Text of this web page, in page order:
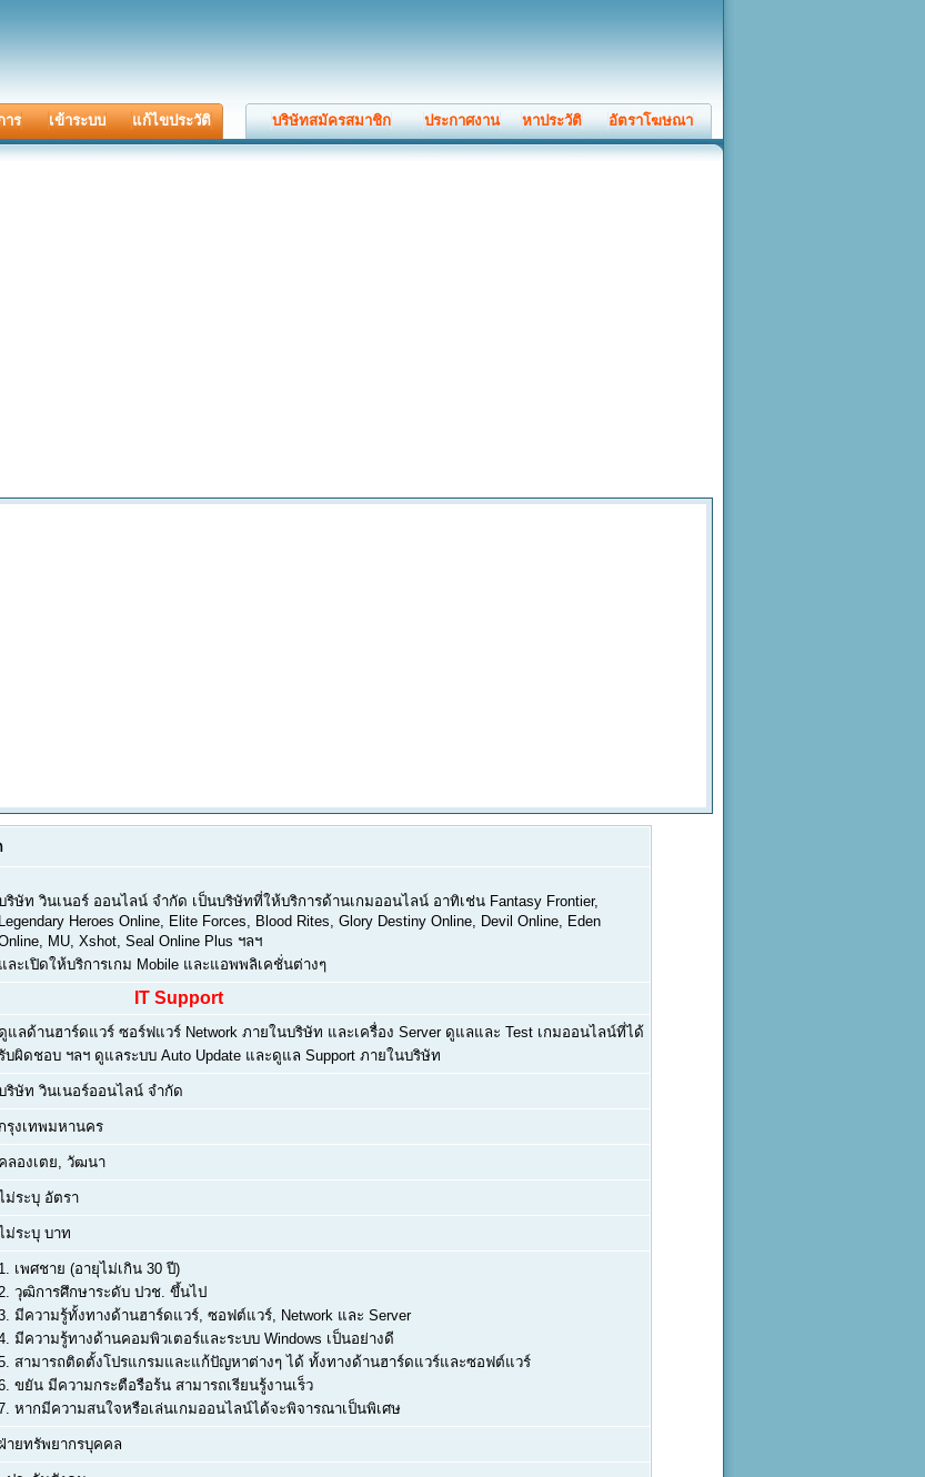
าร เข้าระบบ แก้ไขประวัติ บริษัทสมัครสมาชิก ประกาศงาน หาประวัติ อัตราโฆษณา
ริษัท วินเนอร์ ออนไลน์ จำกัด เป็นบริษัทที่ให้บริการด้านเกมออนไลน์ อาทิเช่น Fantasy Frontier,
Legendary Heroes Online, Elite Forces, Blood Rites, Glory Destiny Online, Devil Online, Eden
MU, Xshot, Seal Online Plus ฯลฯ
และเปิดให้บริการเกม Mobile และแอพพลิเคชั่นต่างๆ
IT Support
ดูแลด้านฮาร์ดแวร์ ซอร์ฟแวร์ Network ภายในบริษัท และเครื่อง Server ดูแลและ Test เกมออนไลน์ที่ได้
บผิดชอบ ฯลฯ ดูแลระบบ Auto Update และดูแล Support ภายในบริษัท
ริษัท วินเนอร์ออนไลน์ จำกัด
กรุงเทพมหานคร
คลองเตย, วัฒนา
ม่ระบุ อัตรา
ม่ระบุ บาท
1. เพศชาย (อายุไม่เกิน 30 ปี)
วุฒิการศึกษาระดับ ปวช. ขึ้นไป
มีความรู้ทั้งทางด้านฮาร์ดแวร์, ซอฟต์แวร์, Network และ Server
มีความรู้ทางด้านคอมพิวเตอร์และระบบ Windows เป็นอย่างดี
สามารถติดตั้งโปรแกรมและแก้ปัญหาต่างๆ ได้ ทั้งทางด้านฮาร์ดแวร์และซอฟต์แวร์
ขยัน มีความกระตือรือร้น สามารถเรียนรู้งานเร็ว
หากมีความสนใจหรือเล่นเกมออนไลน์ได้จะพิจารณาเป็นพิเศษ
ฝ่ายทรัพยากรบุคคล